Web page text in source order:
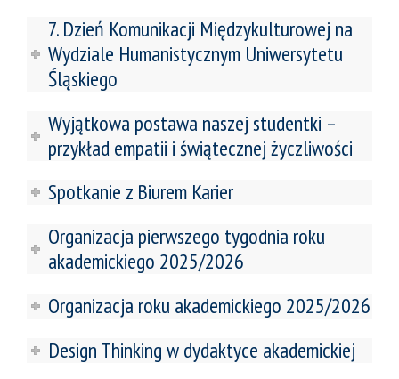
7. Dzień Komunikacji Międzykulturowej na
Wydziale Humanistycznym Uniwersytetu
Śląskiego
Wyjątkowa postawa naszej studentki –
przykład empatii i świątecznej życzliwości
Spotkanie z Biurem Karier
Organizacja pierwszego tygodnia roku
akademickiego 2025/2026
Organizacja roku akademickiego 2025/2026
Design Thinking w dydaktyce akademickiej